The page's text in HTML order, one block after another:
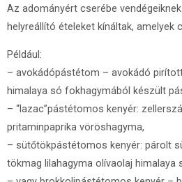
Az adományért cserébe
helyreállító ételeket kínáltak, amelyek
Például:
– avokádópástétom – avokádó
himalaya só fokhagymából készült
– “lazac”pástétomos kenyér:
pritaminpaprika vöröshagyma,
– sütőtökpástétomos kenyér: párolt
tökmag lilahagyma olívaolaj himalaya